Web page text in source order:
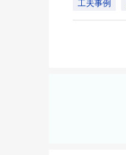
工夫事例